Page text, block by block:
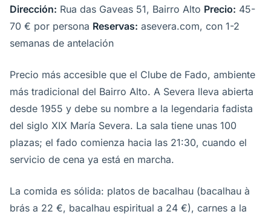
Dirección: Rua das Gaveas 51, Bairro Alto Precio: 45-
70 € por persona Reservas: asevera.com, con 1-2
semanas de antelación
Precio más accesible que el Clube de Fado, ambiente
más tradicional del Bairro Alto. A Severa lleva abierta
desde 1955 y debe su nombre a la legendaria fadista
del siglo XIX María Severa. La sala tiene unas 100
plazas; el fado comienza hacia las 21:30, cuando el
servicio de cena ya está en marcha.
La comida es sólida: platos de bacalhau (bacalhau à
brás a 22 €, bacalhau espiritual a 24 €), carnes a la